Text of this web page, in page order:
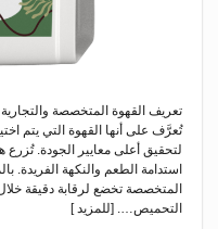
تعريف القهوة المتخصصة
تُعرَّف على أنها القهوة التي يتم
لتحقيق أعلى معايير الجودة.
استدامة الطعم والنكهة الفريدة.
المتخصصة تخضع لرقابة دقيقة
التحميص…. [للمزيد ]